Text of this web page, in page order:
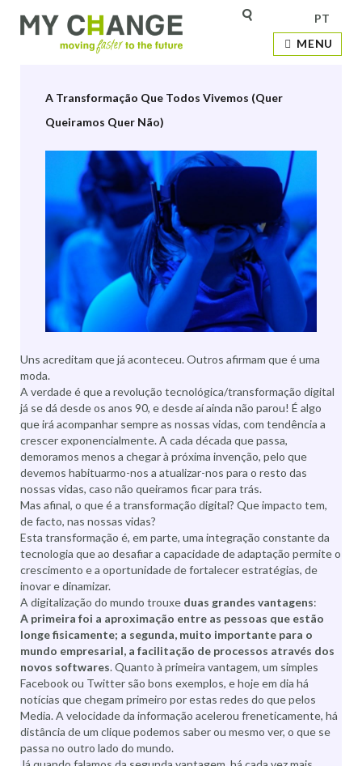
MENU
PT
Etiqueta:Digital
A Transformação Que Todos Vivemos (Quer
Queiramos Quer Não)
Uns acreditam que já aconteceu. Outros afirmam que é uma
moda.
A verdade é que a revolução tecnológica/transformação digital
já se dá desde os anos 90, e desde aí ainda não parou! É algo
que irá acompanhar sempre as nossas vidas, com tendência a
crescer exponencialmente. A cada década que passa,
demoramos menos a chegar à próxima invenção, pelo que
devemos habituarmo-nos a atualizar-nos para o resto das
nossas vidas, caso não queiramos ficar para trás.
Mas afinal, o que é a transformação digital? Que impacto tem,
de facto, nas nossas vidas?
Esta transformação é, em parte, uma integração constante da
tecnologia que ao desafiar a capacidade de adaptação permite o
crescimento e a oportunidade de fortalecer estratégias, de
inovar e dinamizar.
A digitalização do mundo trouxe duas grandes vantagens:
A primeira foi a aproximação entre as pessoas que estão
longe fisicamente; a segunda, muito importante para o
mundo empresarial, a facilitação de processos através dos
novos softwares. Quanto à primeira vantagem, um simples
Facebook ou Twitter são bons exemplos, e hoje em dia há
notícias que chegam primeiro por estas redes do que pelos
Media. A velocidade da informação acelerou freneticamente, há
distância de um clique podemos saber ou mesmo ver, o que se
passa no outro lado do mundo.